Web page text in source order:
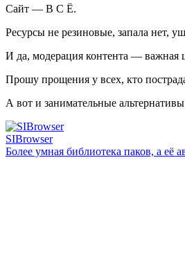
Сайт — В С Ё.
Ресурсы не резиновые, запала нет,
И да, модерация контента — важная
Прошу прощения у всех, кто
А вот и занимательные
SIBrowser
Более умная библиотека паков, а её